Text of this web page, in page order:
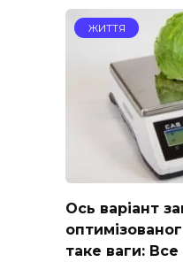
ЖИТТЯ
Ось варіант
таке ваги: